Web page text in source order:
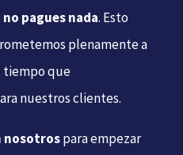
no pagues nada. Esto
plenamente a
tiempo que
nuestros clientes.
nosotrospara empezar